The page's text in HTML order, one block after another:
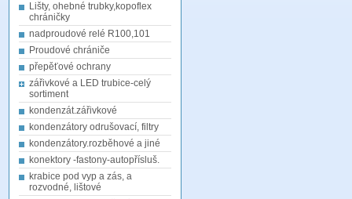
Lišty, ohebné trubky,kopoflex
chráničky
nadproudové relé R100,101
Proudové chrániče
přepěťové ochrany
zářivkové a LED trubice-celý
sortiment
kondenzát.zářivkové
kondenzátory odrušovací, filtry
kondenzátory.rozběhové a jiné
konektory -fastony-autopřísluš.
krabice pod vyp a zás, a
rozvodné, lištové